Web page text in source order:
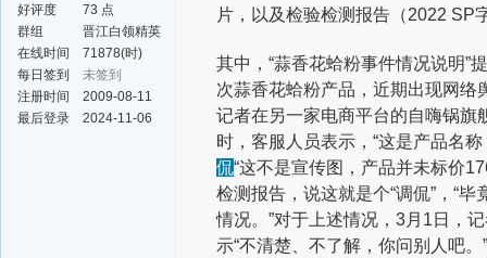
好评度
73 点
群组
晋江白领精英
群
在线时间
71878(时)
每日签到
未签到
注册时间
2009-08-11
最后登录
2024-11-06
片，以及检验检测报告（2022 SP
其中，“蒜香花蛤粉事件情况说明”
次蒜香花蛤粉产品，近期出现网络
记者在另一家电商平台的自嗨锅旗
时，客服人员表示，“这是产品名
侃“这不是宣传图，产品并未标价
检测报告，说这就是个“调侃”，“
情况。”对于上述情况，3月1日，
示“不清楚、不了解，你问别人吧